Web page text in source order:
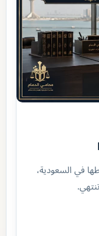
في السعودية،